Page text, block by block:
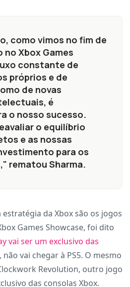
como vimos no fim de
no Xbox Games
constante de
próprios e de
de novas
é
o nosso sucesso.
o equilíbrio
e as nossas
para os
rematou Sharma.
da Xbox são os jogos
Games Showcase, foi dito
vai ser um exclusivo das
não vai chegar à PS5. O mesmo
Revolution, outro jogo
das consolas Xbox.